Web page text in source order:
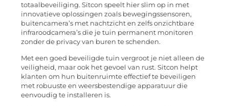
totaalbeveiliging. Sitcon speelt hier slim op in met
innovatieve oplossingen zoals bewegingssensoren,
buitencamera’s met nachtzicht en zelfs onzichtbare
infraroodcamera’s die je tuin permanent monitoren
zonder de privacy van buren te schenden.
Met een goed beveiligde tuin vergroot je niet alleen de
veiligheid, maar ook het gevoel van rust. Sitcon helpt
klanten om hun buitenruimte effectief te beveiligen
met robuuste en weersbestendige apparatuur die
eenvoudig te installeren is.